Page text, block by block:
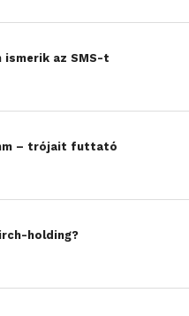
ismerik az SMS-t
– trójait futtató
holding?